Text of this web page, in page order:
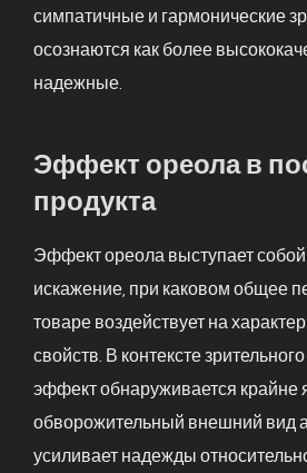
симпатичные и гармонические
осознаются как более
надежные.
Эффект ореола в
продукта
Эффект ореола выступает
искажение, при каковом общее
товаре воздействует на
свойств. В контексте
эффект обнаруживается крайне
обворожительный внешний вид
усиливает надежды